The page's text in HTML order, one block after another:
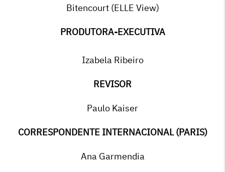
Bitencourt (ELLE View)
PRODUTORA-EXECUTIVA
Izabela Ribeiro
REVISOR
Paulo Kaiser
CORRESPONDENTE INTERNACIONAL (PARIS)
Ana Garmendia